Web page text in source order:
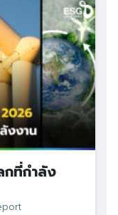
กที่กำลัง